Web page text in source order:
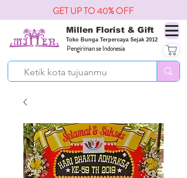
Millen Florist & Gift
Toko Bunga Terpercaya Sejak 2012
Pengiriman se Indonesia
GET UP TO 40% OFF